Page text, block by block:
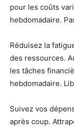
pour les coûts
hebdomadaire.
Réduisez la
des ressources.
les tâches
hebdomadaire.
Suivez vos
après coup.